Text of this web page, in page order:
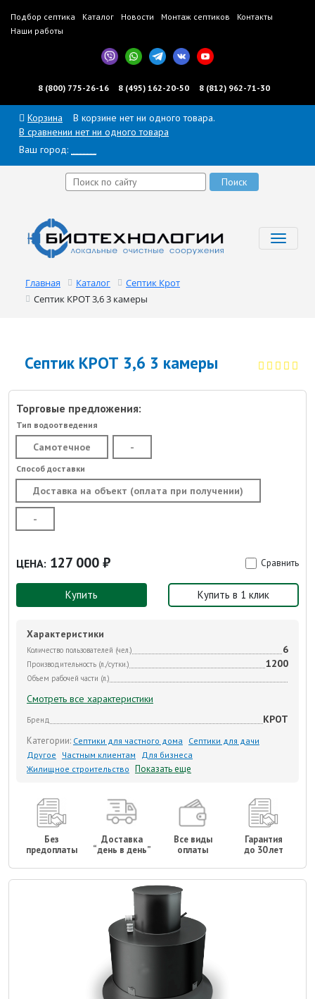
Подбор септика Каталог Новости Монтаж септиков
Контакты
Наши работы
8 (800) 775-26-16 8 (495) 162-20-50 8 (812) 962-71-30
Корзина
В корзине нет ни одного товара.
В сравнении нет ни одного товара
Ваш город:
Главная Каталог
Септик Крот
Септик КРОТ 3,6 3 камеры
Септик КРОТ 3,6 3 камеры
Торговые предложения:
Тип водоотведения
Самотечное -
Способ доставки
Доставка на объект (оплата при получении)
-
ЦЕНА: 127 000 ₽ Сравнить
Купить Купить в 1 клик
Характеристики
Количество пользователей (чел.) 6
Производительность (л./сутки.) 1200
Объем рабочей части (л.)
Смотреть все характеристики
Бренд КРОТ
Категории: Септики для частного дома
Септики для дачи
Другое
Частным клиентам
Для бизнеса
Жилищное строительство Показать еще
Без
предоплаты
Доставка
“день в день”
Все виды
оплаты
Гарантия
до 30 лет